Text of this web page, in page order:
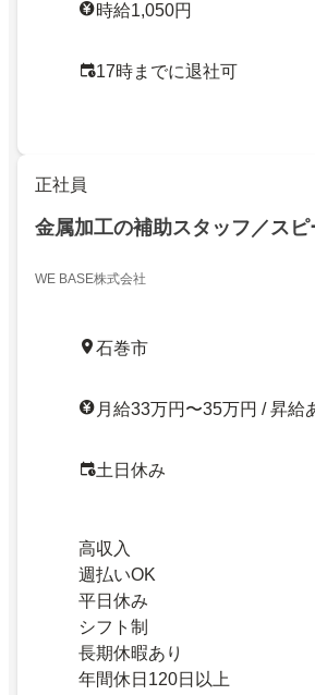
時給1,050円
17時までに退社可
正社員
金属加工の補助スタッフ／スピ
WE BASE株式会社
石巻市
月給33万円〜35万円 / 昇給
土日休み
高収入
週払いOK
平日休み
シフト制
長期休暇あり
年間休日120日以上